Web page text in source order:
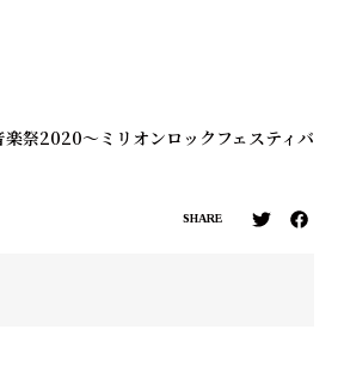
楽祭2020～ミリオンロックフェスティバ
SHARE